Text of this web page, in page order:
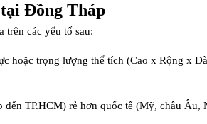
Đồng Tháp
trên các yếu tố sau:
hoặc trọng lượng thể tích (Cao x Rộng x
TP.HCM) rẻ hơn quốc tế (Mỹ, châu Âu,